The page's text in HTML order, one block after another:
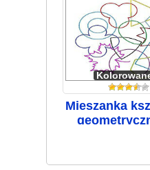
Mieszanka